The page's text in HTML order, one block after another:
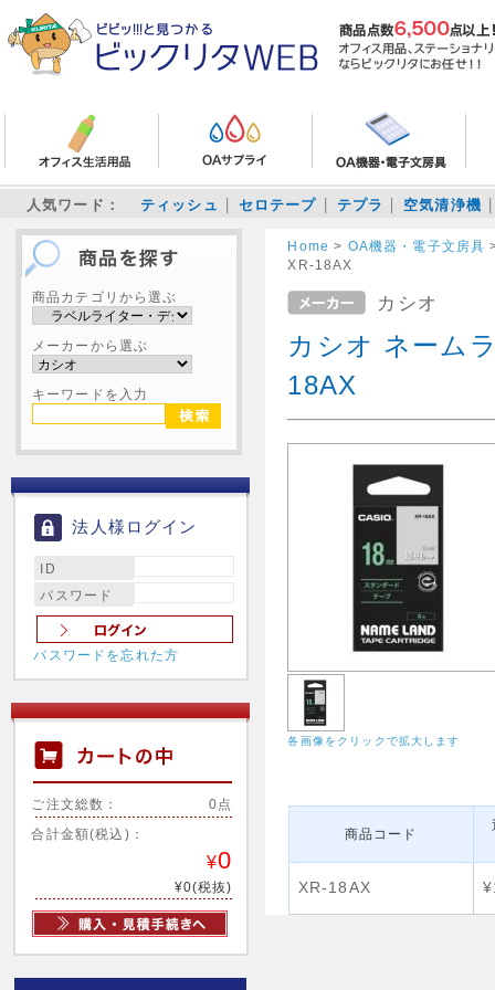
人気ワード： ティッシュ セロテープ テプラ 空気清浄機
商品カテゴリから選ぶ
メーカーから選ぶ
キーワードを入力
法人様ログイン
ID
パスワード
パスワードを忘れた方
ご注文総数： 0点
合計金額(税込)：
¥0
¥0(税抜)
Home > OA機器・電子文房具
XR-18AX
カシオ
カシオ ネーム
18AX
各画像をクリックで拡大します
商品コード
XR-18AX